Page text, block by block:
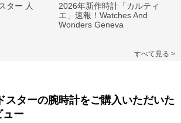
ター 人
2026年新作時計「カルティ
エ」速報！Watches And
Wonders Geneva
すべて見る >
スターの腕時計をご購入いただいた
ュー